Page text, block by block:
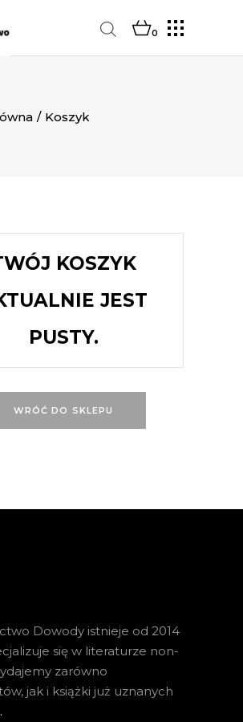
0
/ Koszyk
KOSZYK
JEST
PUSTY.
WRÓĆ DO SKLEPU
Dowody istnieje od 2014
się w literaturze non-
zarówno
jak i książki już uznanych